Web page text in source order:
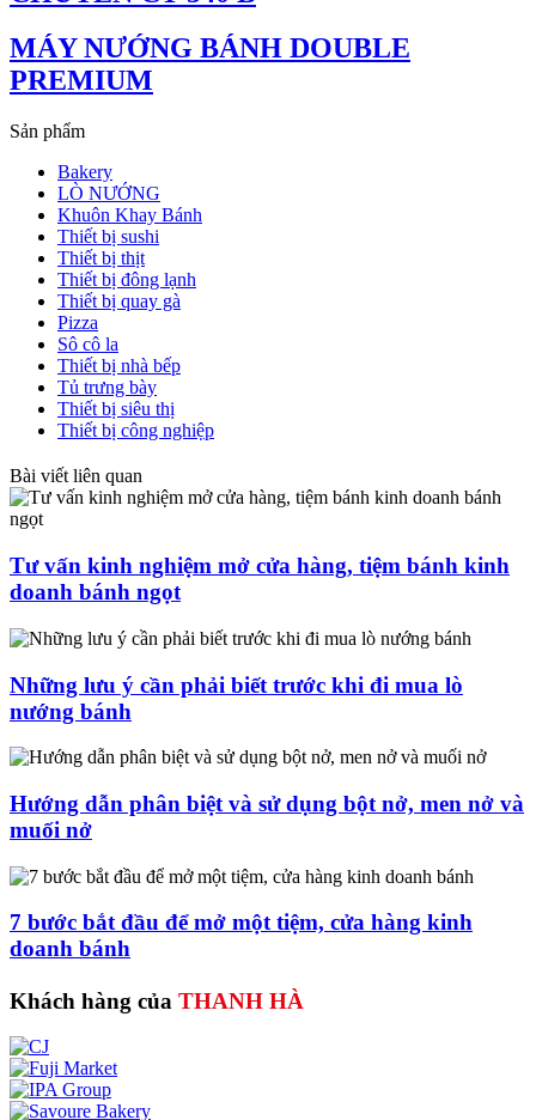
MÁY NƯỚNG BÁNH DOUBLE
PREMIUM
Sản phẩm
Bakery
LÒ NƯỚNG
Khuôn Khay Bánh
Thiết bị sushi
Thiết bị thịt
Thiết bị đông lạnh
Thiết bị quay gà
Pizza
Sô cô la
Thiết bị nhà bếp
Tủ trưng bày
Thiết bị siêu thị
Thiết bị công nghiệp
Bài viết liên quan
Tư vấn kinh nghiệm mở cửa hàng, tiệm bánh kinh
doanh bánh ngọt
Những lưu ý cần phải biết trước khi đi mua lò
nướng bánh
Hướng dẫn phân biệt và sử dụng bột nở, men nở và
muối nở
7 bước bắt đầu để mở một tiệm, cửa hàng kinh
doanh bánh
Khách hàng của THANH HÀ